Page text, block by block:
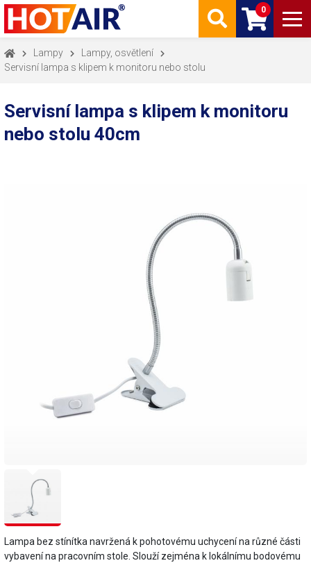
0
Lampy
Lampy, osvětlení
Servisní lampa s klipem k monitoru nebo stolu
Servisní lampa s klipem k monitoru
nebo stolu 40cm
Lampa bez stínítka navržená k pohotovému uchycení na různé části
vybavení na pracovním stole. Slouží zejména k lokálnímu bodovému